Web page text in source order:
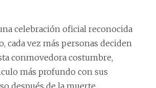
celebración oficial reconocida
cada vez más personas deciden
conmovedora costumbre,
más profundo con sus
después de la muerte.